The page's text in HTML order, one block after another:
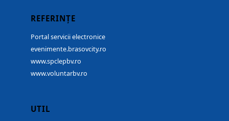
REFERINȚE
Portal servicii electronice
evenimente.brasovcity.ro
www.spclepbv.ro
www.voluntarbv.ro
UTIL